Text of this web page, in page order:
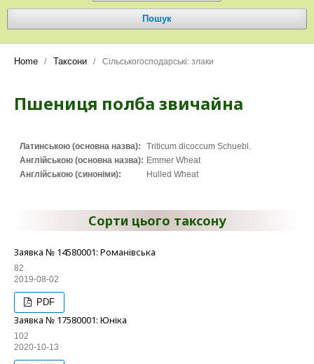
Пошук
Home / Таксони / Сільськогосподарські: злаки
Пшениця полба звичайна
Латинською (основна назва):
Triticum dicoccum Schuebl.
Англійською (основна назва): Emmer Wheat
Англійською (синоніми):
Hulled Wheat
Сорти цього таксону
Заявка № 14580001: Романівська
82
2019-08-02
PDF
Заявка № 17580001: Юніка
102
2020-10-13